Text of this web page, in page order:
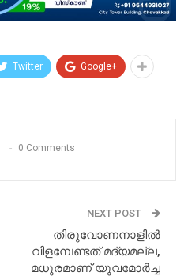
Twitter Google+
0 Comments
NEXT POST
തിരുവോണനാളില്‍
വിളമ്പേണ്ടത് മദ്യമല്ല,
മധുരമാണ് യുവമോര്‍ച്ച